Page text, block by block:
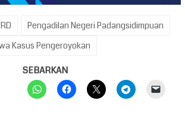
Pengadilan Negeri Padangsidimpuan
Kasus Pengeroyokan
SEBARKAN